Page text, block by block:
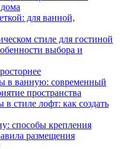
для ванной,
стиле для гостиной
выбора и
в ванную: современный
пространства
стиле лофт: как создать
способы крепления
размещения